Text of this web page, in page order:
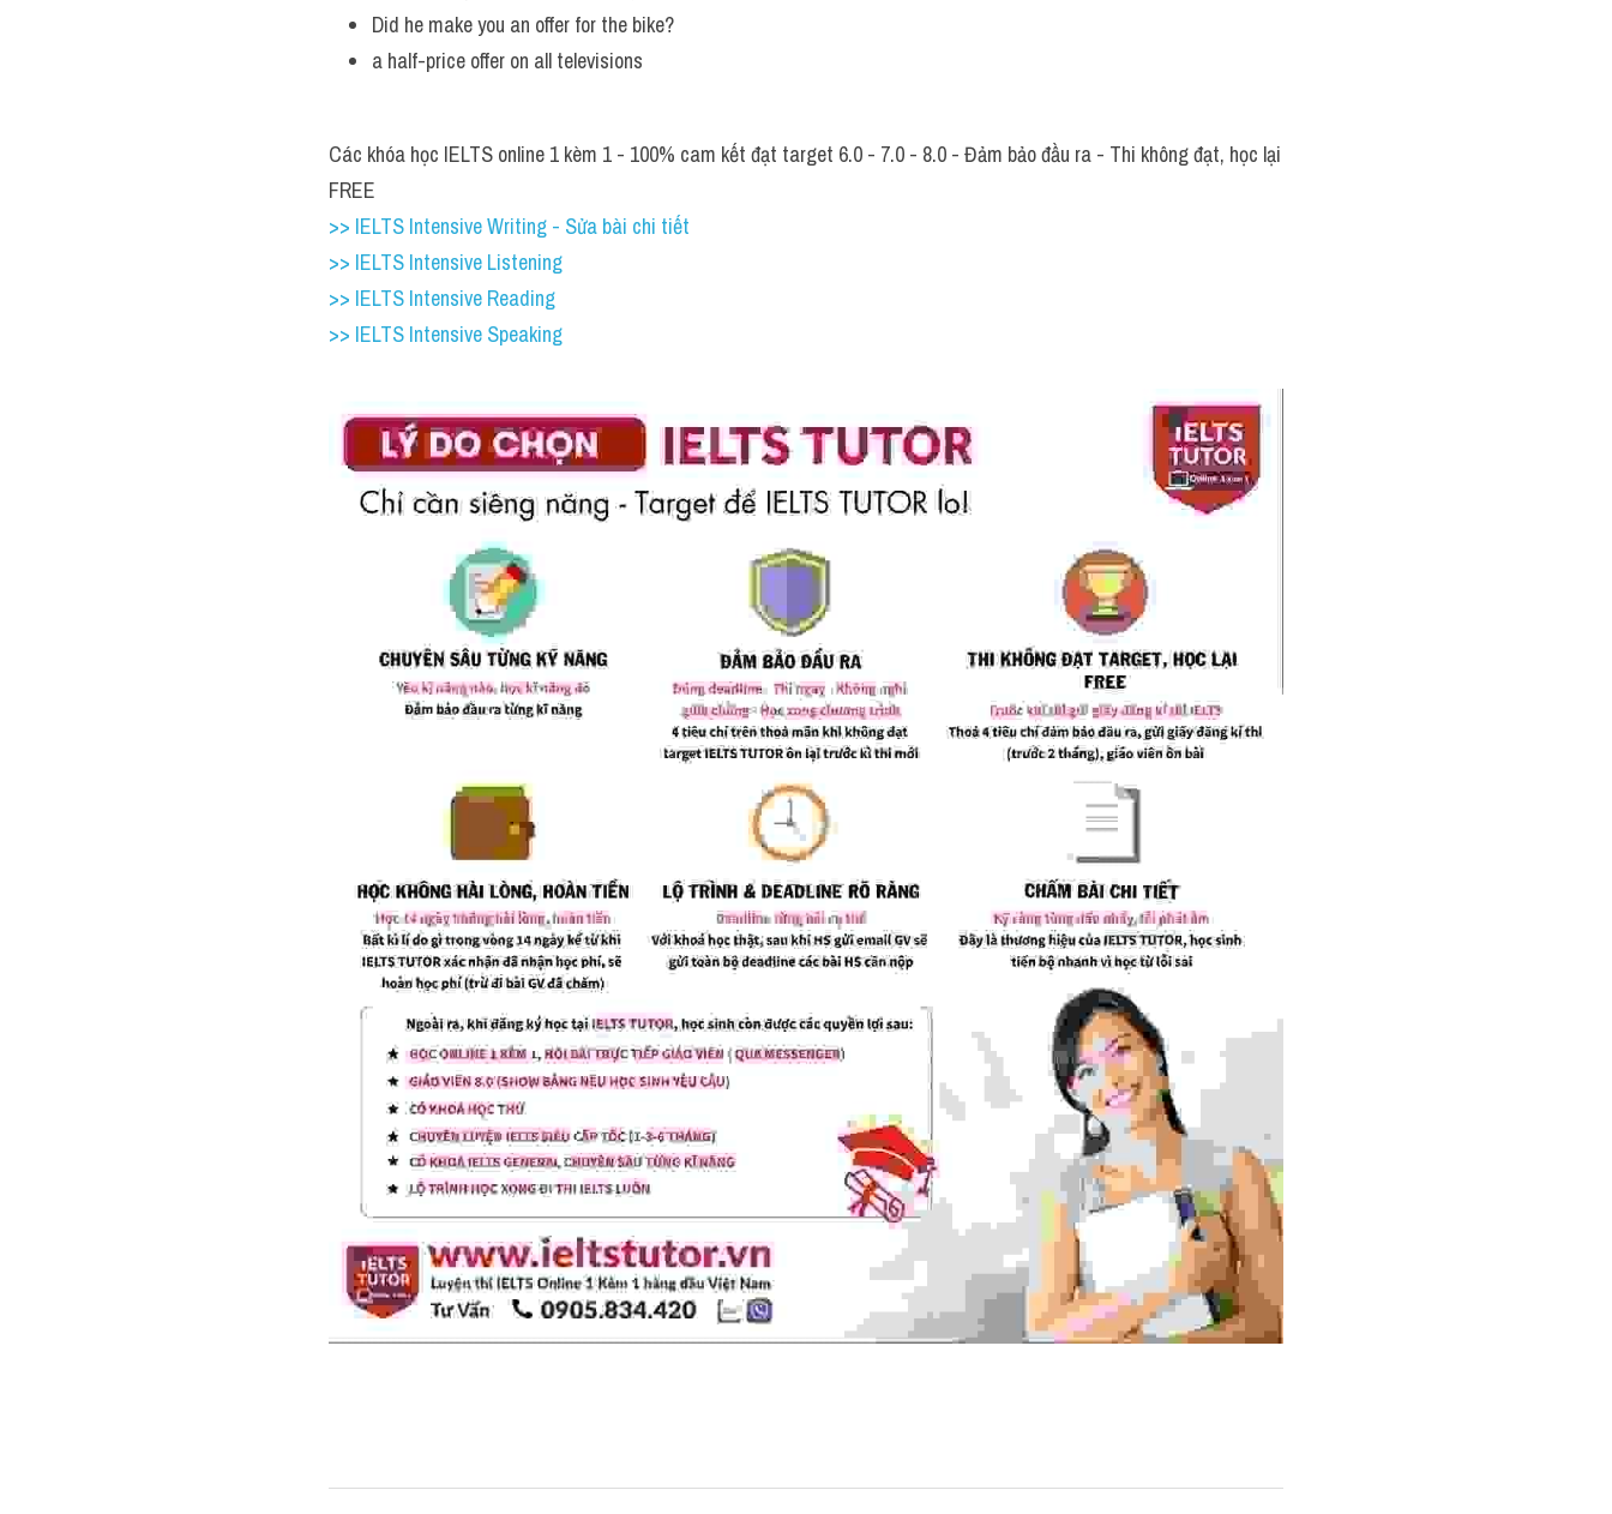
We’ve accepted an offer of £250,000.
Did he make you an offer for the bike?
a half-price offer on all televisions
Các khóa học IELTS online 1 kèm 1 - 100% cam kết đạt target 6.0 - 7.0 - 8.0 - Đảm bảo đầu ra - Thi không đạt, học lại
FREE
>> IELTS Intensive Writing - Sửa bài chi tiết
>> IELTS Intensive Listening
>> IELTS Intensive Reading
>> IELTS Intensive Speaking